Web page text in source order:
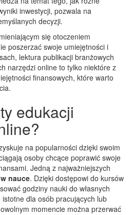
inwestycji, pozwala na
decyzji.
się otoczeniem
poszerzać swoje umiejętności i
lektura publikacji branżowych
narzędzi online to tylko niektóre z
finansowych, które warto
edukacji
na popularności dzięki swoim
osoby chcące poprawić swoje
Jedną z najważniejszych
nauce. Dzięki dostępowi do kursów
godziny nauki do własnych
dla osób pracujących lub
momencie można przerwać